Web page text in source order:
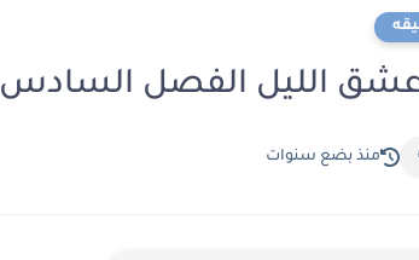
الليل الفصل السادس 6 بقلم شيرين احمد
منذ بضع سنوات